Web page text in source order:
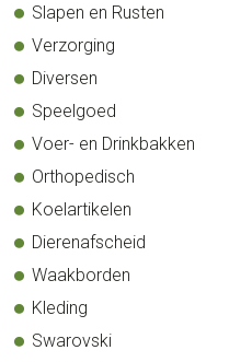
Slapen en Rusten
Verzorging
Diversen
Speelgoed
Voer- en Drinkbakken
Orthopedisch
Koelartikelen
Dierenafscheid
Waakborden
Kleding
Swarovski